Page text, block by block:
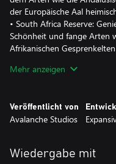
der Europäische Aal
• South Africa Reserve:
Schönheit und fange Arten
Afrikanischen
Hokkaidos und ziehe Arten
Exemplare mithilfe einer
Froschködern.
Bootslackierungen und
Mehr anzeigen
Veröffentlicht von
Avalanche Studios
Wiedergabe mit